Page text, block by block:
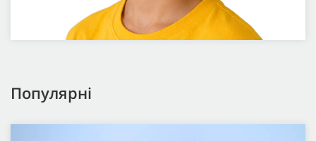
Популярні